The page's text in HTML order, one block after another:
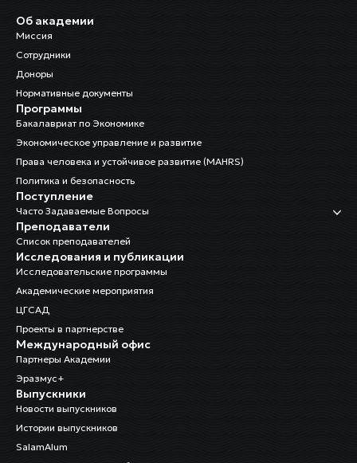
Об академии
Миссия
Сотрудники
Доноры
Нормативные документы
Программы
Бакалавриат по Экономике
Экономическое управление и развитие
Права человека и устойчивое развитие (MAHRS)
Политика и безопасность
Поступление
Часто Задаваемые Вопросы
Преподаватели
Список преподавателей
Исследования и публикации
Исследовательские программы
Академические мероприятия
ЦГСАД
Проекты в партнерстве
Международный офис
Партнеры Академии
Эразмус+
Выпускники
Новости выпускников
Истории выпускников
SalamAlum